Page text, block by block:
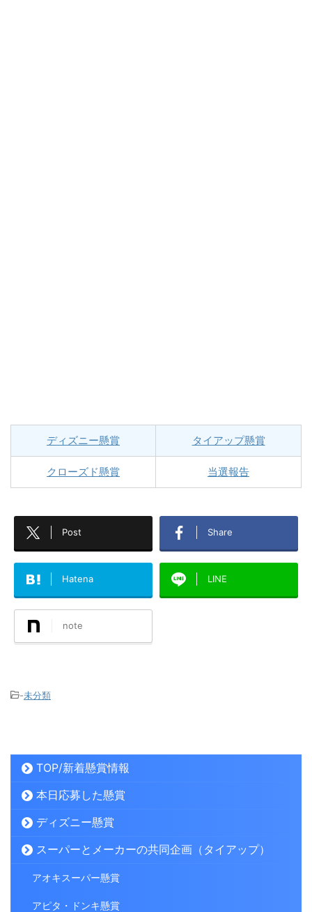
ディズニー懸賞 タイアップ懸賞
クローズド懸賞 当選報告
Post Share
Hatena LINE
note
-未分類
TOP/新着懸賞情報
本日応募した懸賞
ディズニー懸賞
スーパーとメーカーの共同企画（タイアップ）
アオキスーパー懸賞
アピタ・ドンキ懸賞